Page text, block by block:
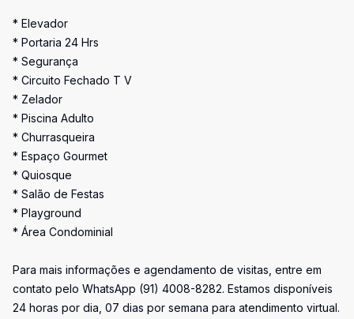
* Elevador
* Portaria 24 Hrs
* Segurança
* Circuito Fechado T V
* Zelador
* Piscina Adulto
* Churrasqueira
* Espaço Gourmet
* Quiosque
* Salão de Festas
* Playground
* Área Condominial
Para mais informações e agendamento de visitas, entre em
contato pelo WhatsApp (91) 4008-8282. Estamos disponíveis
24 horas por dia, 07 dias por semana para atendimento virtual.